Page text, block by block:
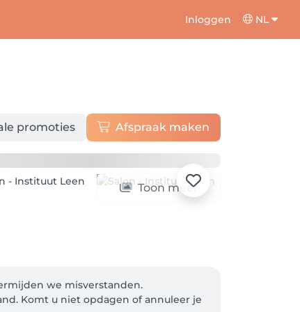
Inloggen NL
promoties Afspraak maken
Toon meer
we misverstanden.
Komt u niet opdagen of annuleer je